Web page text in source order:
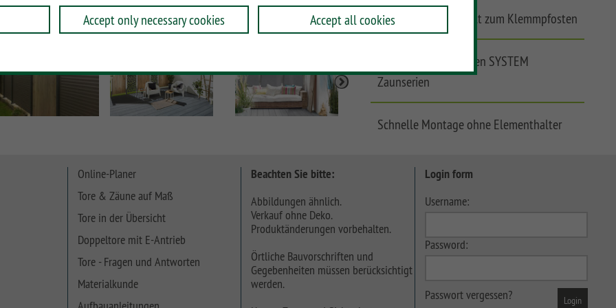
Accept only necessary cookies Accept all cookiesWinddicht, ohne Spalt zum Klemmpfosten
Kombinierbar mit allen SYSTEM
Zaunserien
Schnelle Montage ohne Elementhalter
Online-Planer
Tore & Zäune auf Maß
Tore in der Übersicht
Doppeltore mit E-Antrieb
Tore - Fragen und Antworten
Materialkunde
Beachten Sie bitte:
Abbildungen ähnlich.
Verkauf ohne Deko.
Produktänderungen vorbehalten.
Örtliche Bauvorschriften und
Gegebenheiten müssen berücksichtigt
werden.
Login form
Username:
Password:
Passwort vergessen?